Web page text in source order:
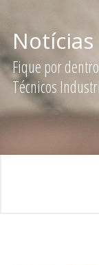
Notícias
Fique por
Técnicos